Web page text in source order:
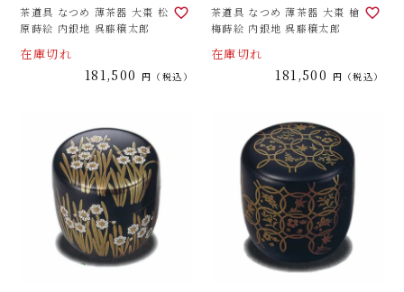
茶道具 なつめ 薄茶器 大棗 松
原蒔絵 内銀地 呉藤穣太郎
在庫切れ
181,500 税込
茶道具 なつめ 薄茶器 大棗 槍
梅蒔絵 内銀地 呉藤穣太郎
在庫切れ
181,500 税込